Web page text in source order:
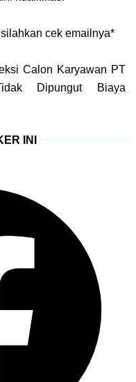
cek emailnya*
Calon Karyawan PT
Dipungut Biaya
INI